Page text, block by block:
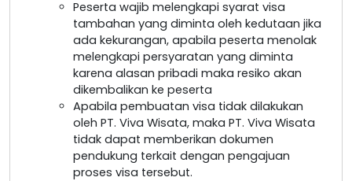
Peserta wajib melengkapi syarat visa
tambahan yang diminta oleh kedutaan jika
ada kekurangan, apabila peserta menolak
melengkapi persyaratan yang diminta
karena alasan pribadi maka resiko akan
dikembalikan ke peserta
Apabila pembuatan visa tidak dilakukan
oleh PT. Viva Wisata, maka PT. Viva Wisata
tidak dapat memberikan dokumen
pendukung terkait dengan pengajuan
proses visa tersebut.